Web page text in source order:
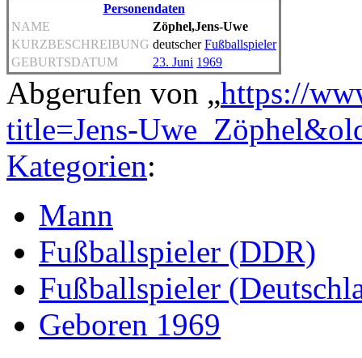
Personendaten
NAME
Zöphel,Jens-Uwe
KURZBESCHREIBUNG deutscherFußballspieler
GEBURTSDATUM
23. Juni 1969
Abgerufen von „https://
title=Jens-
Kategorien:
Mann
Fußballspieler (DDR)
Fußballspieler
Geboren 1969